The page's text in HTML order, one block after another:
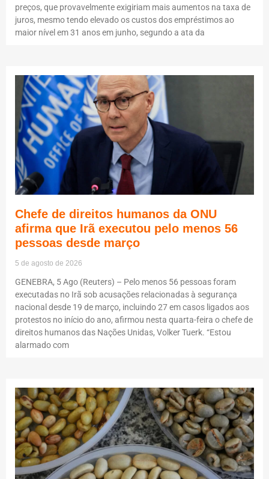
preços, que provavelmente exigiriam mais aumentos na taxa de
juros, mesmo tendo elevado os custos dos empréstimos ao
maior nível em 31 anos em junho, segundo a ata da
Chefe de direitos humanos da ONU
afirma que Irã executou pelo menos 56
pessoas desde março
5 de agosto de 2026
GENEBRA, 5 Ago (Reuters) – Pelo menos 56 pessoas foram
executadas no Irã sob acusações relacionadas à segurança
nacional desde 19 de março, incluindo 27 em casos ligados aos
protestos no início do ano, afirmou nesta quarta-feira o chefe de
direitos humanos das Nações Unidas, Volker Tuerk. “Estou
alarmado com